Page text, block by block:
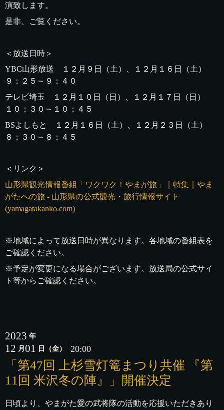
演致します。
是非、ご覧ください。
＜放送日時＞
YBC山形放送 １２月９日（土）、１２月１６日（土）
９：２５～９：４０
テレビ埼玉 １２月１０日（日）、１２月１７日（日）
１０：３０～１０：４５
BSよしもと １２月１６日（土）、１２月２３日（土）
８：３０～８：４５
＜リンク＞
山形県観光情報番組「ワクワク！やまが旅」｜特集｜やま
がたへの旅 - 山形県の公式観光・旅行情報サイト
(yamagatakanko.com)
※地域によって放送日時が異なります。各地域の番組表を
ご確認ください。
※予定が変更になる場合がございます。放送局の公式サイ
ト等からご確認ください。
2023 年
12 月 01 日 （金） 20:00
「第47回 上杉雪灯篭まつり共催 『第
11回 米沢冬の陣』」開催決定
日頃より、やまがた愛の武将隊の活動を応援いただきあり